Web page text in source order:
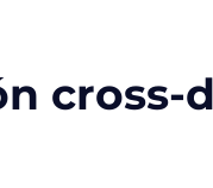
cross-